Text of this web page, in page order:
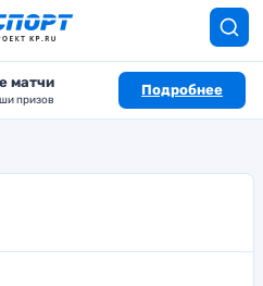
матчи
призов
Подробнее